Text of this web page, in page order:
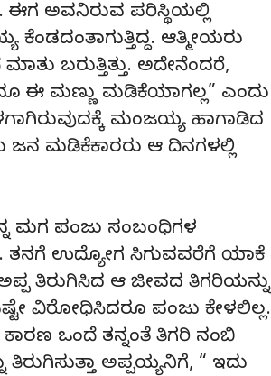
ಈಗ ಅವನಿರುವ ಪರಿಸ್ಥಿಯಲ್ಲಿ
ಆತ್ಮೀಯರು
ಬರುತ್ತಿತ್ತು. ಅದೇನೆಂದರೆ,
ಈ ಮಣ್ಣು ಮಡಿಕೆಯಾಗಲ್ಲ” ಎಂದು
ಮಂಜಯ್ಯ ಹಾಗಾಡಿದ
ಮಡಿಕೆಕಾರರು ಆ ದಿನಗಳಲ್ಲಿ
ಮಗ ಪಂಜು ಸಂಬಂಧಿಗಳ
ತನಗೆ ಉದ್ಯೋಗ ಸಿಗುವವರೆಗೆ ಯಾಕೆ
ತಿರುಗಿಸಿದ ಆ ಜೀವದ ತಿಗರಿಯನ್ನು
ವಿರೋಧಿಸಿದರೂ ಪಂಜು ಕೇಳಲಿಲ್ಲ.
ಒಂದೆ ತನ್ನಂತೆ ತಿಗರಿ ನಂಬಿ
ಅಪ್ಪಯ್ಯನಿಗೆ, “ ಇದು